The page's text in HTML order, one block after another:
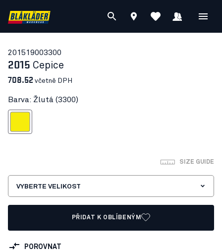
201519003300
2015 Cepice
708.52 včetně DPH
Barva: Žlutá (3300)
SIZE GUIDE
VYBERTE VELIKOST
PŘIDAT K OBLÍBENÝM
POROVNAT